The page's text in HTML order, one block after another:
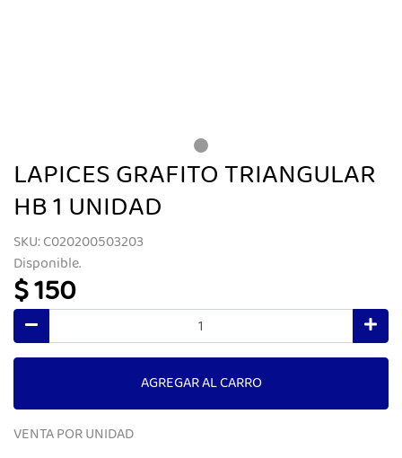
LAPICES GRAFITO TRIANGULAR
HB 1 UNIDAD
SKU: C020200503203
Disponible.
$ 150
AGREGAR AL CARRO
VENTA POR UNIDAD